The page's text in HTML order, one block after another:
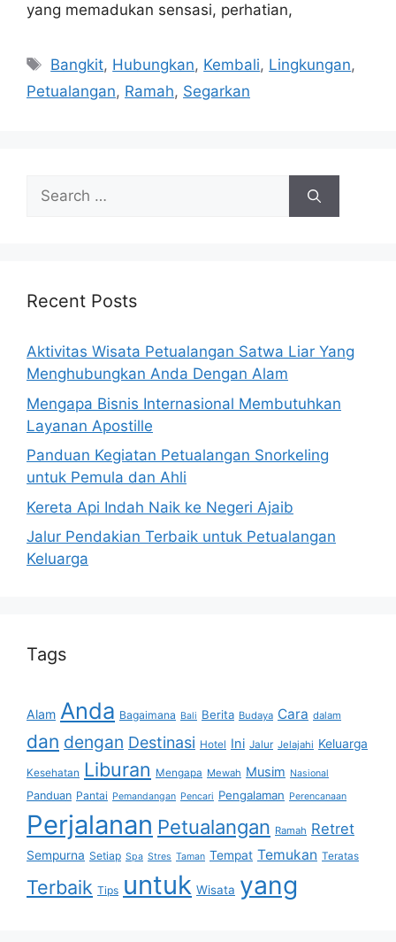
yang memadukan sensasi, perhatian,
Tags
Bangkit, Hubungkan, Kembali, Lingkungan,
Petualangan, Ramah, Segarkan
Search
for:
Recent Posts
Aktivitas Wisata Petualangan Satwa Liar Yang
Menghubungkan Anda Dengan Alam
Mengapa Bisnis Internasional Membutuhkan
Layanan Apostille
Panduan Kegiatan Petualangan Snorkeling
untuk Pemula dan Ahli
Kereta Api Indah Naik ke Negeri Ajaib
Jalur Pendakian Terbaik untuk Petualangan
Keluarga
Tags
Alam Anda Bagaimana Bali Berita Budaya Cara dalam
dan dengan Destinasi Hotel Ini Jalur Jelajahi Keluarga
Kesehatan Liburan Mengapa Mewah Musim Nasional
Panduan Pantai Pemandangan Pencari Pengalaman Perencanaan
Perjalanan Petualangan Ramah Retret
Sempurna Setiap Spa Stres Taman Tempat Temukan Teratas
Terbaik Tips untuk Wisata yang